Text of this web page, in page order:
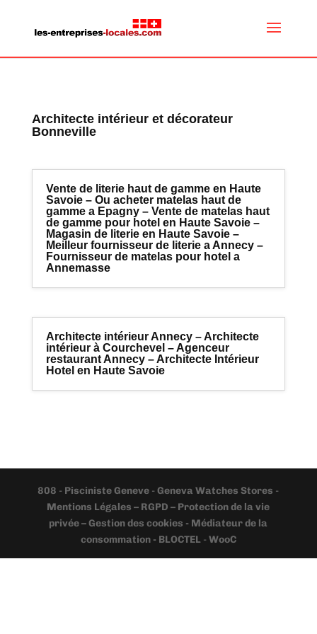
Architecte intérieur et décorateur
Bonneville
Vente de literie haut de gamme en Haute
Savoie – Ou acheter matelas haut de
gamme a Epagny – Vente de matelas haut
de gamme pour hotel en Haute Savoie –
Magasin de literie en Haute Savoie –
Meilleur fournisseur de literie a Annecy –
Fournisseur de matelas pour hotel a
Annemasse
Architecte intérieur Annecy – Architecte
intérieur à Courchevel – Agenceur
restaurant Annecy – Architecte Intérieur
Hotel en Haute Savoie
808 - Pisciniste Geneve -Geneva Watches Stores -
Mentions Légales – RGPD – Protection de la vie
privée – Gestion des cookies - Médiateur de la
consommation - BLOCTEL -WooC